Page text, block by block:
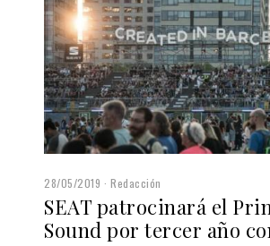
28/05/2019 Redacción
SEAT patrocinará el
Sound por tercer año